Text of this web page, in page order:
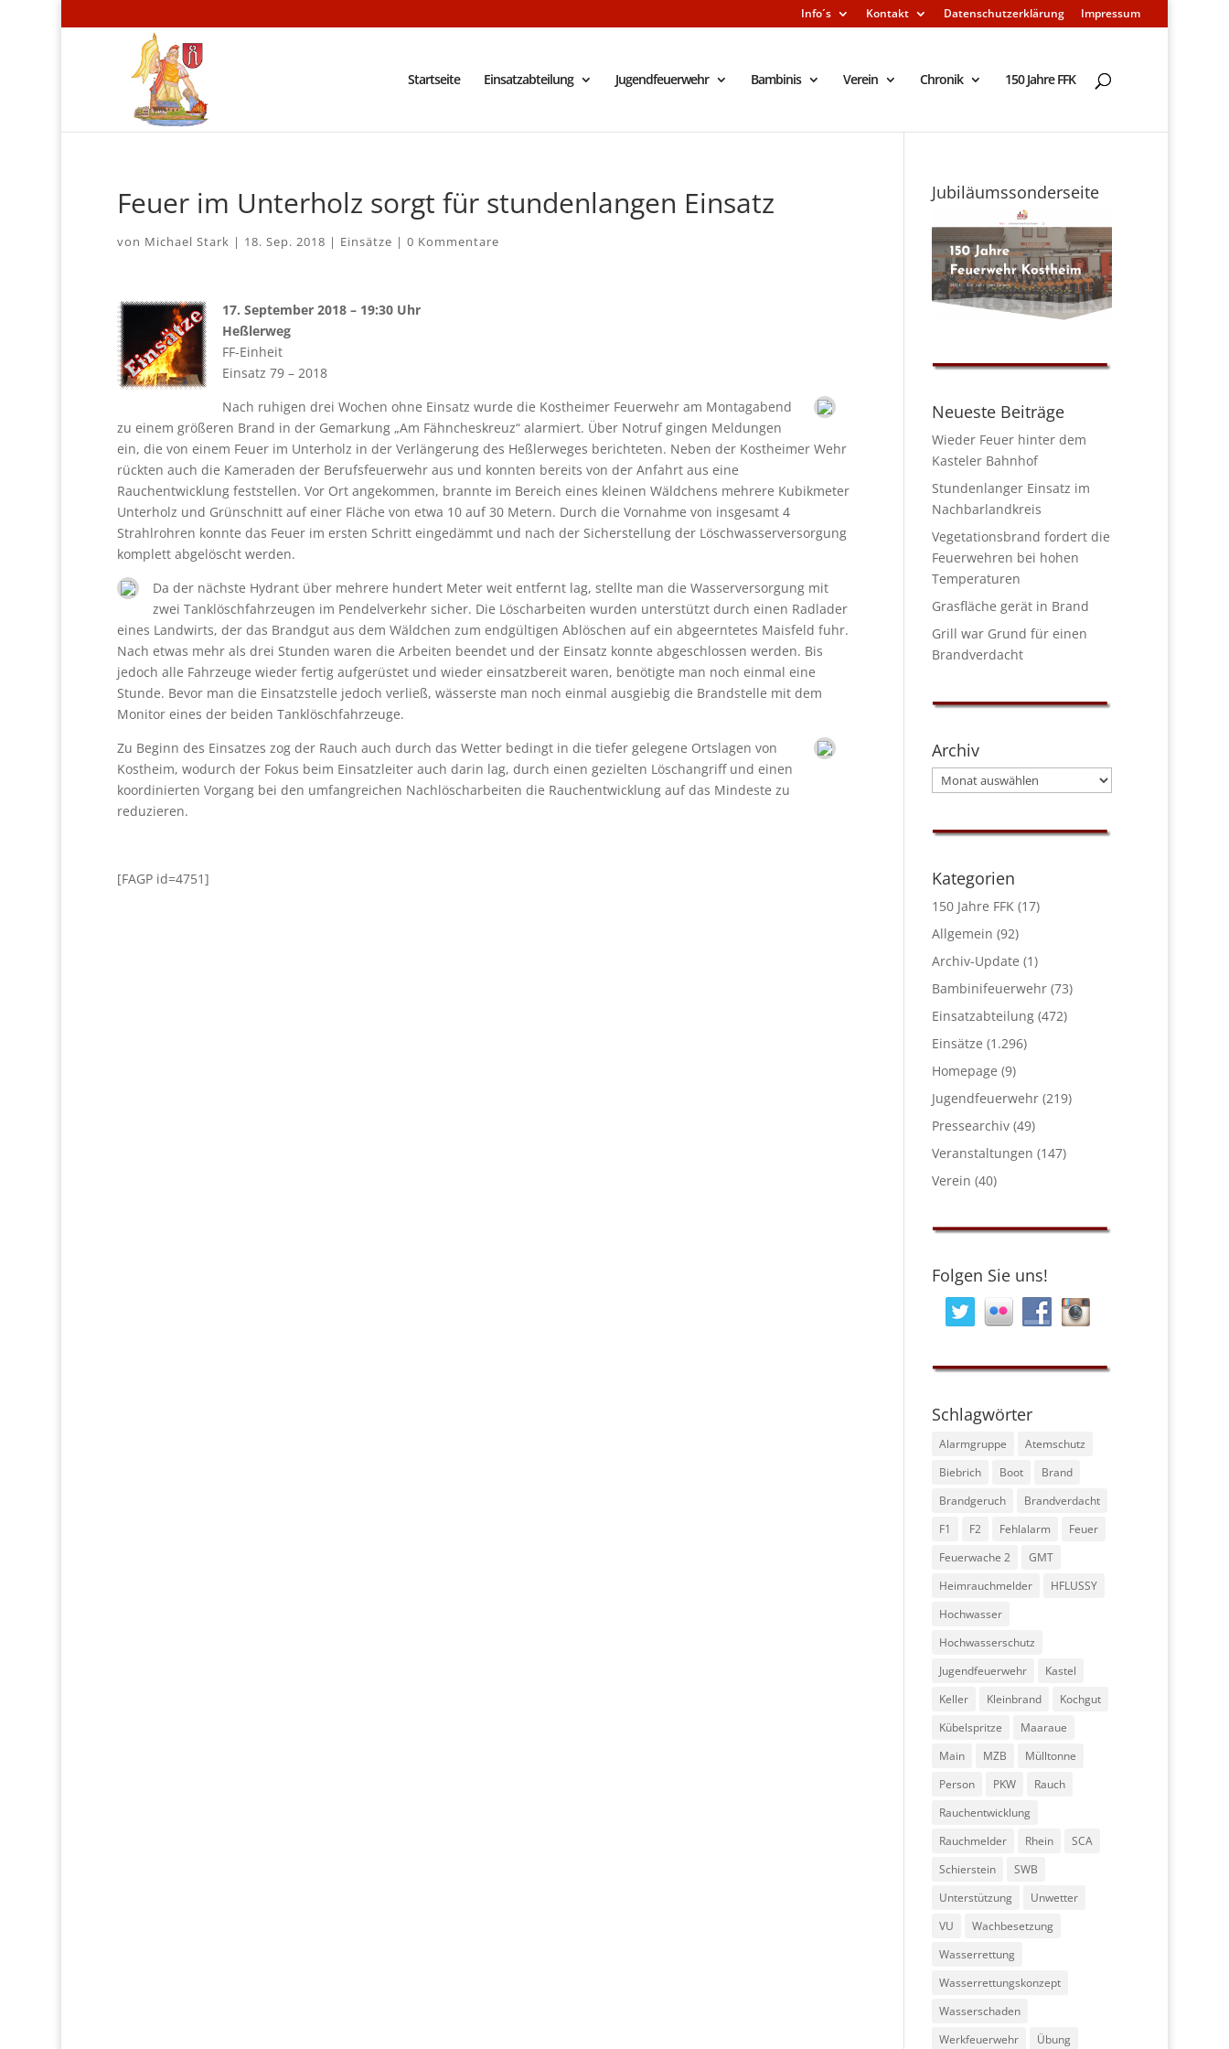
Info´s Kontakt Datenschutzerklärung Impressum
Startseite Einsatzabteilung Jugendfeuerwehr Bambinis Verein Chronik 150 Jahre FFK
Feuer im Unterholz sorgt für stundenlangen Einsatz
von Michael Stark | 18. Sep. 2018 | Einsätze | 0 Kommentare
17. September 2018 – 19:30 Uhr
Heßlerweg
FF-Einheit
Einsatz 79 – 2018
Nach ruhigen drei Wochen ohne Einsatz wurde die Kostheimer Feuerwehr am Montagabend
zu einem größeren Brand in der Gemarkung „Am Fähncheskreuz“ alarmiert. Über Notruf gingen Meldungen
ein, die von einem Feuer im Unterholz in der Verlängerung des Heßlerweges berichteten. Neben der Kostheimer Wehr
rückten auch die Kameraden der Berufsfeuerwehr aus und konnten bereits von der Anfahrt aus eine
Rauchentwicklung feststellen. Vor Ort angekommen, brannte im Bereich eines kleinen Wäldchens mehrere Kubikmeter
Unterholz und Grünschnitt auf einer Fläche von etwa 10 auf 30 Metern. Durch die Vornahme von insgesamt 4
Strahlrohren konnte das Feuer im ersten Schritt eingedämmt und nach der Sicherstellung der Löschwasserversorgung
komplett abgelöscht werden.
Da der nächste Hydrant über mehrere hundert Meter weit entfernt lag, stellte man die Wasserversorgung mit
zwei Tanklöschfahrzeugen im Pendelverkehr sicher. Die Löscharbeiten wurden unterstützt durch einen Radlader
eines Landwirts, der das Brandgut aus dem Wäldchen zum endgültigen Ablöschen auf ein abgeerntetes Maisfeld fuhr.
Nach etwas mehr als drei Stunden waren die Arbeiten beendet und der Einsatz konnte abgeschlossen werden. Bis
jedoch alle Fahrzeuge wieder fertig aufgerüstet und wieder einsatzbereit waren, benötigte man noch einmal eine
Stunde. Bevor man die Einsatzstelle jedoch verließ, wässerste man noch einmal ausgiebig die Brandstelle mit dem
Monitor eines der beiden Tanklöschfahrzeuge.
Zu Beginn des Einsatzes zog der Rauch auch durch das Wetter bedingt in die tiefer gelegene Ortslagen von
Kostheim, wodurch der Fokus beim Einsatzleiter auch darin lag, durch einen gezielten Löschangriff und einen
koordinierten Vorgang bei den umfangreichen Nachlöscharbeiten die Rauchentwicklung auf das Mindeste zu
reduzieren.
[FAGP id=4751]
Jubiläumssonderseite
Neueste Beiträge
Wieder Feuer hinter dem
Kasteler Bahnhof
Stundenlanger Einsatz im
Nachbarlandkreis
Vegetationsbrand fordert die
Feuerwehren bei hohen
Temperaturen
Grasfläche gerät in Brand
Grill war Grund für einen
Brandverdacht
Archiv
Archiv
Kategorien
150 Jahre FFK (17)
Allgemein (92)
Archiv-Update (1)
Bambinifeuerwehr (73)
Einsatzabteilung (472)
Einsätze (1.296)
Homepage (9)
Jugendfeuerwehr (219)
Pressearchiv (49)
Veranstaltungen (147)
Verein (40)
Folgen Sie uns!
Schlagwörter
Alarmgruppe
Atemschutz
Biebrich
Boot
Brand
Brandgeruch
Brandverdacht
F1
F2 Fehlalarm
Feuer
Feuerwache 2
GMT
Heimrauchmelder
HFLUSSY
Hochwasser
Hochwasserschutz
Jugendfeuerwehr
Kastel
Keller
Kleinbrand
Kochgut
Kübelspritze
Maaraue
Main
MZB
Mülltonne
Person
PKW
Rauch
Rauchentwicklung
Rauchmelder
Rhein
SCA
Schierstein
SWB
Unterstützung
Unwetter
VU
Wachbesetzung
Wasserrettung
Wasserrettungskonzept
Wasserschaden
Werkfeuerwehr
Übung